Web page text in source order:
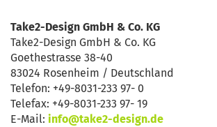
Take2-Design GmbH & Co. KG
Take2-Design GmbH & Co. KG
Goethestrasse 38-40
83024 Rosenheim / Deutschland
Telefon: +49-8031-233 97- 0
Telefax: +49-8031-233 97- 19
E-Mail: info@take2-design.de